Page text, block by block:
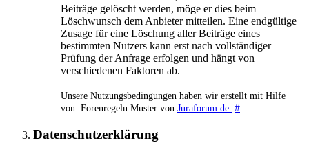
Beiträge gelöscht werden, möge er dies beim
Löschwunsch dem Anbieter mitteilen. Eine endgültige
Zusage für eine Löschung aller Beiträge eines
bestimmten Nutzers kann erst nach vollständiger
Prüfung der Anfrage erfolgen und hängt von
verschiedenen Faktoren ab.
Unsere Nutzungsbedingungen haben wir erstellt mit Hilfe
von: Forenregeln Muster von Juraforum.de #
Datenschutzerklärung